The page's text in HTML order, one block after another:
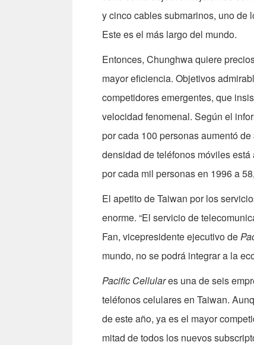
y cinco cables submarinos, uno de
Este es el más largo del mundo.
Entonces, Chunghwa quiere
mayor eficiencia. Objetivos
competidores emergentes, que
velocidad fenomenal. Según el
por cada 100 personas aumentó
densidad de teléfonos móviles
por cada mil personas en 1996 a
El apetito de Taiwan por los
enorme. “El servicio de
Fan, vicepresidente ejecutivo de
mundo, no se podrá integrar a la
Pacific Cellulares una de seis
teléfonos celulares en Taiwan.
de este año, ya es el mayor
mitad de todos los nuevos